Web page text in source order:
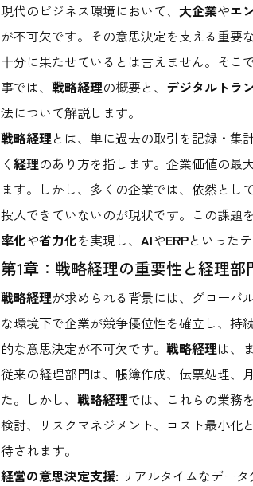
現代のビジネス環境において、 大企業やエ
が不可欠です。その意思決定を支える重要
十分に果たせているとは言えません。そこ
事では、 戦略経理の概要と、 デジタルトラ
法について解説します。
戦略経理とは、単に過去の取引を記録・集
く 経理のあり方を指します。企業価値の最
ます。しかし、多くの企業では、依然とし
投入できていないのが現状です。この課題を
率化や省力化を実現し、 AIやERPといった
第1章：戦略経理の重要性と経理
戦略経理が求められる背景には、グローバ
な環境下で企業が競争優位性を確立し、持
的な意思決定が不可欠です。 戦略経理は、
従来の経理部門は、帳簿作成、伝票処理、
た。しかし、 戦略経理では、これらの業務を
検討、リスクマネジメント、コスト最小化
待されます。
経営の意思決定支援: リアルタイムなデー